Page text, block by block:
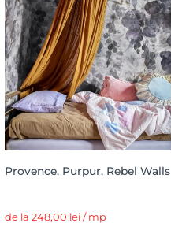
Provence, Purpur, Rebel Walls
de la 248,00 lei / mp